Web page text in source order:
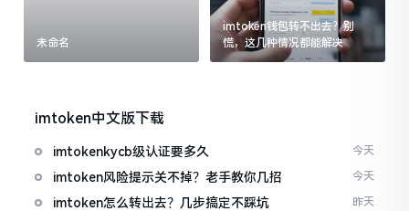
未命名
imtoken钱包转不出去？别
慌，这几种情况都能解决
imtoken中文版下载
imtokenkycb级认证要多久 今天
imtoken风险提示关不掉？老手教你几招 今天
imtoken怎么转出去？几步搞定不踩坑 昨天